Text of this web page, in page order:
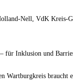
Nell, VdK Kreis-
für Inklusion und
Wartburgkreis